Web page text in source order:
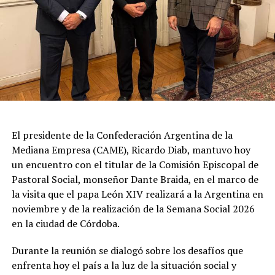
fricción diplomática originada por las declaraciones
de Javier Milei hacia su par brasileño, Lula da Silva. Esta
situación derivó en el retiro del embajador brasileño en
Buenos Aires, Julio Bitelli.
Desde el Palacio del Planalto, el canciller Mauro
Vieira calificó los insultos del mandatario argentino
encargado de negocios.
Pese a que Milei ratificó sus críticas calificando a Lula de
"corrupto", desde la Cancillería argentina intentan
preservar la relación institucional. El canciller Pablo
Quirno calificó de "lamentable" la decisión de Brasil de
bajar el nivel de su representación.
Quirno afirmó en conferencia de prensa
que Argentina decidió no llevar el conflicto a una
El presidente de la Confederación Argentina de la
Mediana Empresa (CAME), Ricardo Diab, mantuvo hoy
un encuentro con el titular de la Comisión Episcopal de
Pastoral Social, monseñor Dante Braida, en el marco de
la visita que el papa León XIV realizará a la Argentina en
noviembre y de la realización de la Semana Social 2026
en la ciudad de Córdoba.
Durante la reunión se dialogó sobre los desafíos que
enfrenta hoy el país a la luz de la situación social y